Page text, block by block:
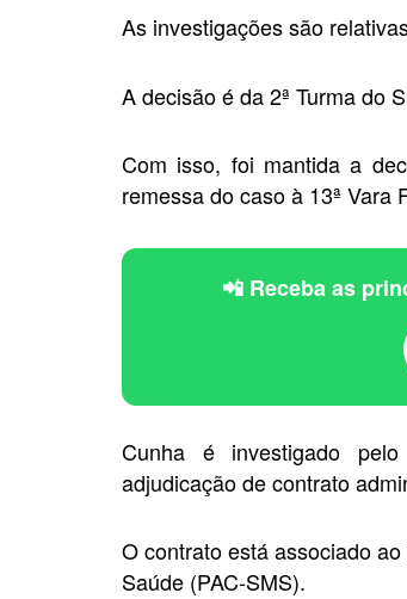
As investigações são
A decisão é da 2ª Turma do
Com isso, foi mantida a
remessa do caso à 13ª Vara
📲 Receba as
Cunha é investigado
adjudicação de contrato
O contrato está associado
Saúde (PAC-SMS).